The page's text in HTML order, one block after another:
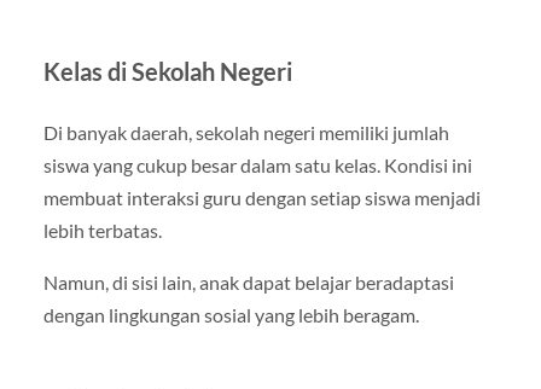
Kelas di Sekolah Negeri
Di banyak daerah, sekolah negeri memiliki jumlah
siswa yang cukup besar dalam satu kelas. Kondisi ini
membuat interaksi guru dengan setiap siswa menjadi
lebih terbatas.
Namun, di sisi lain, anak dapat belajar beradaptasi
dengan lingkungan sosial yang lebih beragam.